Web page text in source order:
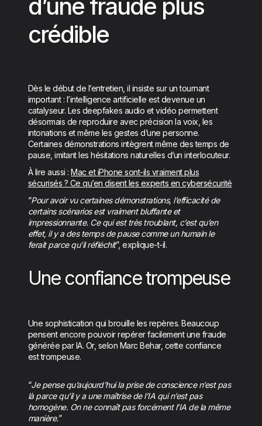
d’une fraude plus
crédible
Dès le début de l’entretien, il insiste sur un tournant
important : l’intelligence artificielle est devenue un
catalyseur. Les deepfakes audio et vidéo permettent
désormais de reproduire avec précision la voix, les
intonations et même les gestes d’une personne.
Certaines démonstrations intègrent même des temps de
pause, imitant les hésitations naturelles d’un interlocuteur.
À lire aussi :Mac et iPhone sont-ils vraiment plus
sécurisés ? Ce qu’en disent les experts en cybersécurité
“Pour avoir vu certaines démonstrations, l’efficacité de
certains scénarios est vraiment bluffante et
impressionnante. Ce qui est très troublant, c’est qu’en
effet, il y a des temps de pause comme un humain le
ferait parce qu’il réfléchit”, explique-t-il.
Une confiance trompeuse
Une sophistication qui brouille les repères. Beaucoup
pensent encore pouvoir repérer facilement une fraude
générée par IA. Or, selon Marc Behar, cette confiance
est trompeuse.
“Je pense qu’aujourd’hui la prise de conscience n’est pas
là parce qu’il y a une maîtrise de l’IA qui n’est pas
homogène. On ne connaît pas forcément l’IA de la même
manière.”